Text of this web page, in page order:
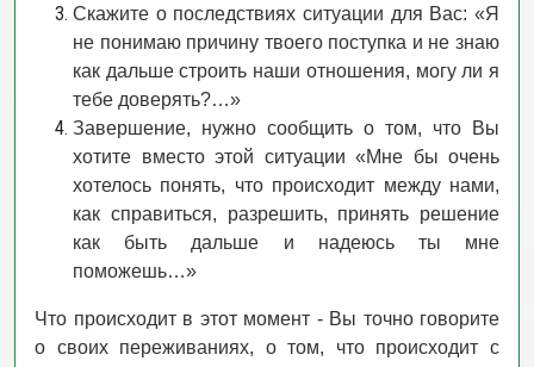
Скажите о последствиях ситуации для Вас: «Я
не понимаю причину твоего поступка и не знаю
как дальше строить наши отношения, могу ли я
тебе доверять?…»
Завершение, нужно сообщить о том, что Вы
хотите вместо этой ситуации «Мне бы очень
хотелось понять, что происходит между нами,
как справиться, разрешить, принять решение
как быть дальше и надеюсь ты мне
поможешь…»
Что происходит в этот момент - Вы точно говорите
о своих переживаниях, о том, что происходит с